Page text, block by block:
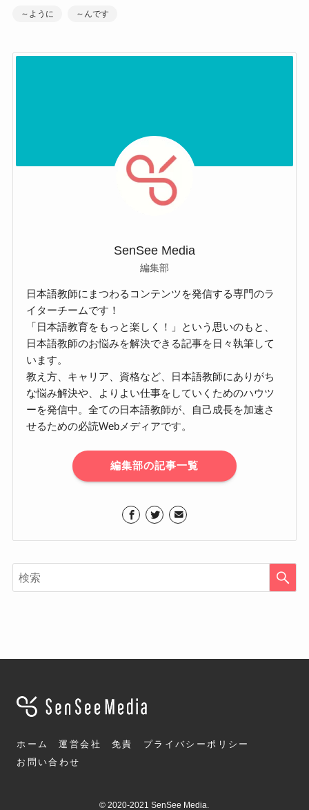
～ように ～んです
SenSee Media
編集部
日本語教師にまつわるコンテンツを発信する専門のラ
イターチームです！
「日本語教育をもっと楽しく！」という思いのもと、
日本語教師のお悩みを解決できる記事を日々執筆して
います。
教え方、キャリア、資格など、日本語教師にありがち
な悩み解決や、よりよい仕事をしていくためのハウツ
ーを発信中。全ての日本語教師が、自己成長を加速さ
せるための必読Webメディアです。
編集部の記事一覧
ホーム 運営会社 免責
プライバシーポリシー
お問い合わせ
© 2020-2021 SenSee Media.